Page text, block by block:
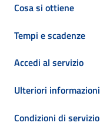
Cosa si ottiene
Tempi e scadenze
Accedi al servizio
Ulteriori informazioni
Condizioni di servizio